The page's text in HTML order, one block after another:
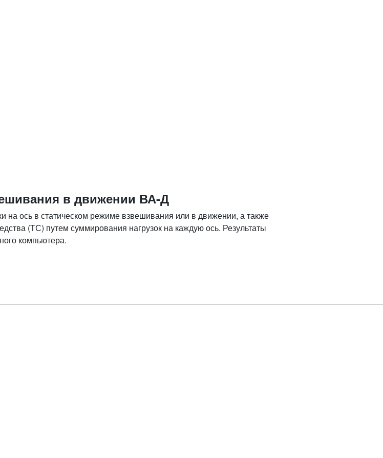
в движении ВА-Д
на ось в статическом режиме взвешивания или в движении, а также
(ТС) путем суммирования нагрузок на каждую ось. Результаты
компьютера.